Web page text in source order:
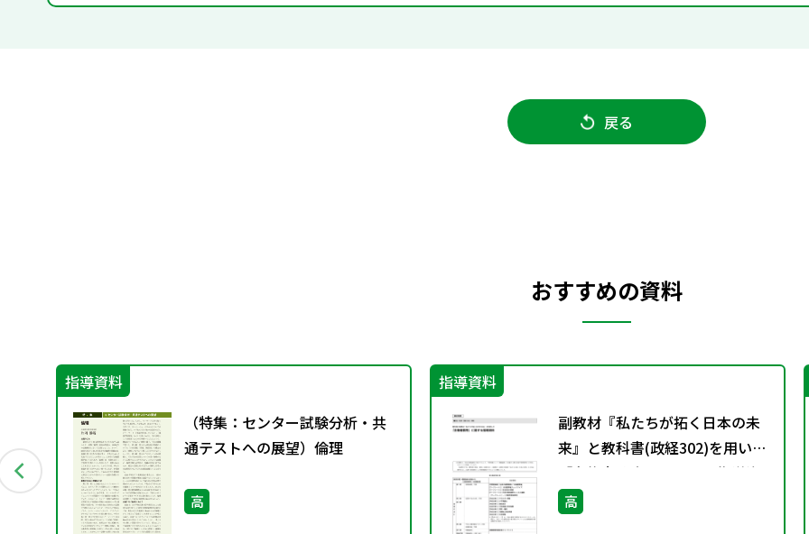
戻る
おすすめの資料
・
指導資料
（特集：センター試験分析・共
通テストへの展望）倫理
高
指導資料
副教材『私たちが拓く日本の未
来』と教科書(政経302)を用いた
「主権者教育」に関する指導資
料高